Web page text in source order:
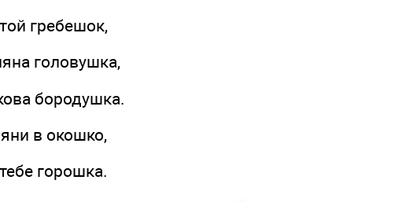
гребешок,
головушка,
бородушка.
в окошко,
горошка.